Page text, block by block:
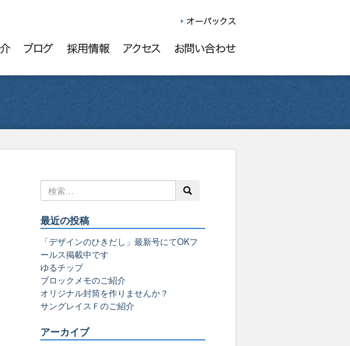
最近の投稿
「デザインのひきだし」最新号にてOKフ
ールス掲載中です
ゆるチップ
ブロックメモのご紹介
オリジナル封筒を作りませんか？
サングレイスＦのご紹介
アーカイブ